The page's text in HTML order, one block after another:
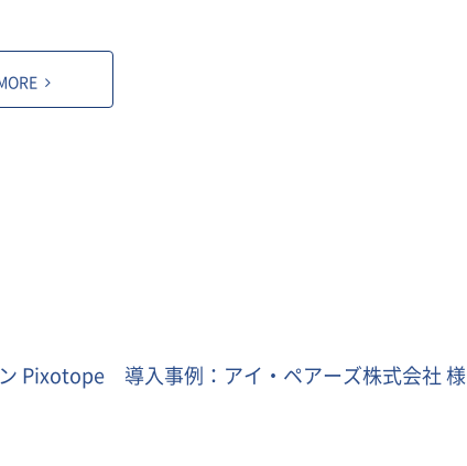
Pixotope 導入事例：アイ・ペアーズ株式会社 様